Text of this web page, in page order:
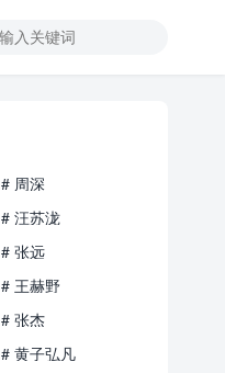
# 周深
# 汪苏泷
# 张远
# 王赫野
# 张杰
# 黄子弘凡